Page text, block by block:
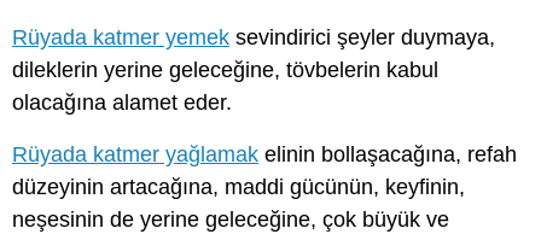
Rüyada katmer yemek sevindirici şeyler duymaya,
dileklerin yerine geleceğine, tövbelerin kabul
olacağına alamet eder.
Rüyada katmer yağlamak elinin bollaşacağına, refah
düzeyinin artacağına, maddi gücünün, keyfinin,
neşesinin de yerine geleceğine, çok büyük ve